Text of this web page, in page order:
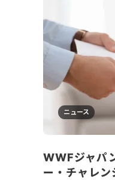
ニュース
WWFジャパ
ー・チャレ